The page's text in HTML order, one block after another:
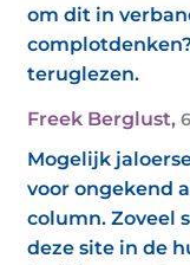
om dit in
teruglezen.
Freek Berglust,
Mogelijk
voor ongekend
column. Zoveel
deze site in de